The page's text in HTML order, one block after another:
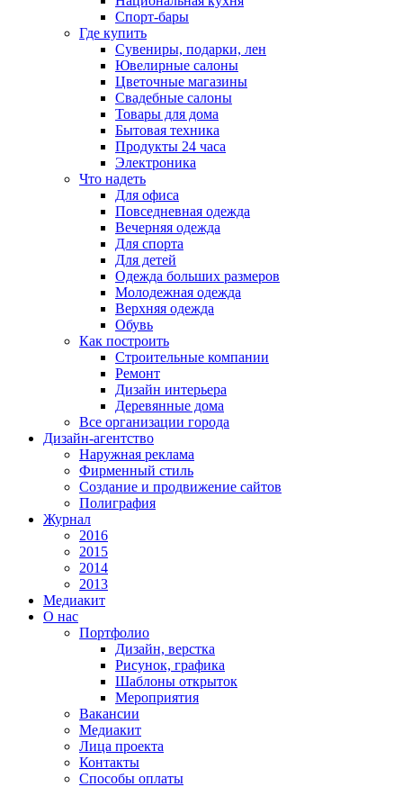
Спорт-бары
Где купить
Сувениры, подарки, лен
Ювелирные салоны
Цветочные магазины
Свадебные салоны
Товары для дома
Бытовая техника
Продукты 24 часа
Электроника
Что надеть
Для офиса
Повседневная одежда
Вечерняя одежда
Для спорта
Для детей
Одежда больших размеров
Молодежная одежда
Верхняя одежда
Обувь
Как построить
Строительные компании
Ремонт
Дизайн интерьера
Деревянные дома
Все организации города
Дизайн-агентство
Наружная реклама
Фирменный стиль
Создание и продвижение сайтов
Полиграфия
Журнал
2016
2015
2014
2013
Медиакит
О нас
Портфолио
Дизайн, верстка
Рисунок, графика
Шаблоны открыток
Мероприятия
Вакансии
Медиакит
Лица проекта
Контакты
Способы оплаты